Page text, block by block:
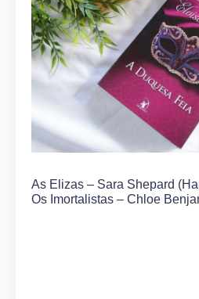
As Elizas – Sara Shepard
Os Imortalistas – Chloe